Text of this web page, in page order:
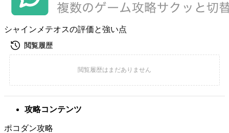
シャインメテオスの評価と強い点
攻略コンテンツ
ポコダン攻略